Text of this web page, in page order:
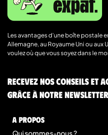
Les avantages d’une boîte postale
Allemagne, au Royaume Uni ou aux
voulez où que vous soyez dans le
Recevez nos conseils et
grâce à notre newsletter
A Propos
Qui sommes-nous ?